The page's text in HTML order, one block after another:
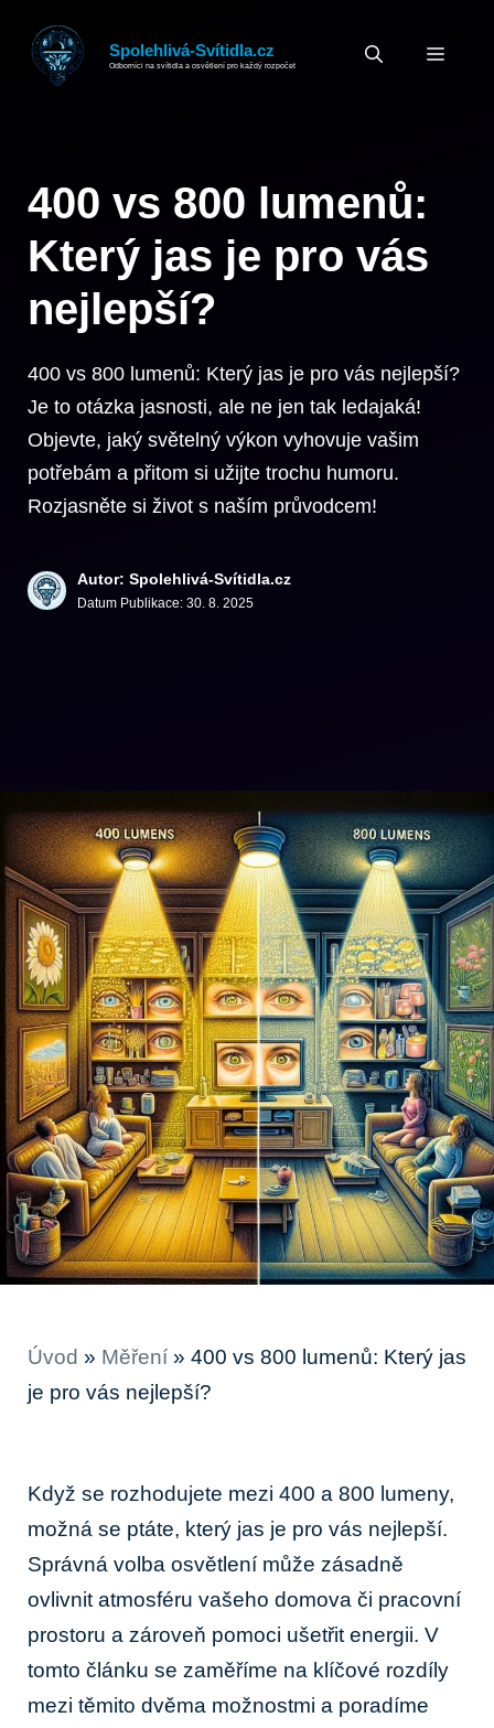
obsah
Spolehlivá-Svítidla.cz
Odborníci na svítidla a osvětlení pro každý rozpočet
400 vs 800 lumenů:
Který jas je pro vás
nejlepší?
400 vs 800 lumenů: Který jas je pro vás nejlepší?
Je to otázka jasnosti, ale ne jen tak ledajaká!
Objevte, jaký světelný výkon vyhovuje vašim
potřebám a přitom si užijte trochu humoru.
Rozjasněte si život s naším průvodcem!
Autor: Spolehlivá-Svítidla.cz
Datum Publikace: 30. 8. 2025
Úvod » Měření » 400 vs 800 lumenů: Který jas
je pro vás nejlepší?
Když se rozhodujete mezi 400 a 800 ⁤lumeny,
možná se ptáte, který jas ⁤je pro vás nejlepší.‍
Správná volba osvětlení může zásadně
ovlivnit atmosféru vašeho domova či ⁤pracovní​
prostoru ‌a zároveň pomoci ‍ušetřit‌ energii. V‍
tomto článku ‌se zaměříme na‌ klíčové rozdíly
mezi těmito dvěma možnostmi a poradíme